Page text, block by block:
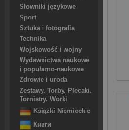
Słowniki językowe
Sport
Sztuka i fotografia
Technika
Wojskowość i wojny
Wydawnictwa naukowe
i popularno-naukowe
Zdrowie i uroda
Zestawy. Torby. Plecaki.
Tornistry. Worki
Książki Niemieckie
Книги